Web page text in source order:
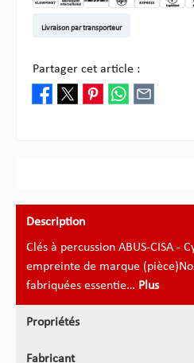
Livraison par transporteur
Partager cet article :
Description
Clés à percussion ABUS-CISA -
empreinte de marque
fabriquées essentie… Plus
Propriétés
Fabricant